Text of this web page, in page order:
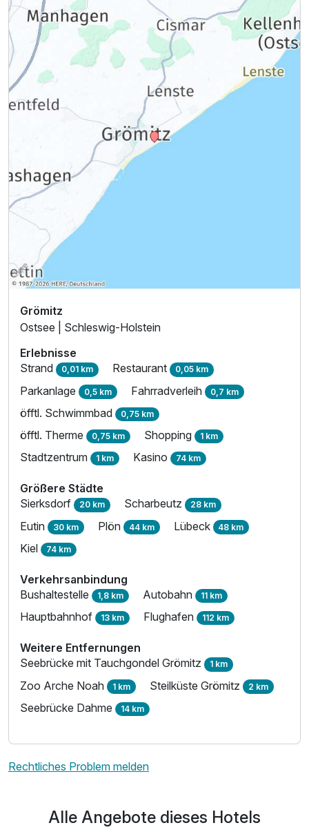
Grömitz
Ostsee | Schleswig-Holstein
Erlebnisse
Strand 0,01 km Restaurant 0,05 km
Parkanlage 0,5 km Fahrradverleih 0,7 km
öfftl. Schwimmbad 0,75 km
öfftl. Therme 0,75 km Shopping 1 km
Stadtzentrum 1 km Kasino 74 km
Größere Städte
Sierksdorf 20 km Scharbeutz 28 km
Eutin 30 km Plön 44 km Lübeck 48 km
Kiel 74 km
Verkehrsanbindung
Bushaltestelle 1,8 km Autobahn 11 km
Hauptbahnhof 13 km Flughafen 112 km
Weitere Entfernungen
Seebrücke mit Tauchgondel Grömitz 1 km
Zoo Arche Noah 1 km Steilküste Grömitz 2 km
Seebrücke Dahme 14 km
Rechtliches Problem melden
Alle Angebote dieses Hotels